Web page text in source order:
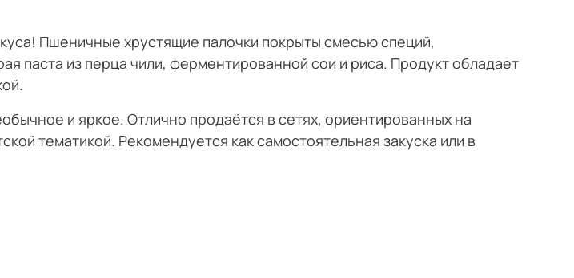
Пшеничные хрустящие палочки покрыты смесью специй,
паста из перца чили, ферментированной сои и риса. Продукт обладает
и яркое. Отлично продаётся в сетях, ориентированных на
тематикой. Рекомендуется как самостоятельная закуска или в